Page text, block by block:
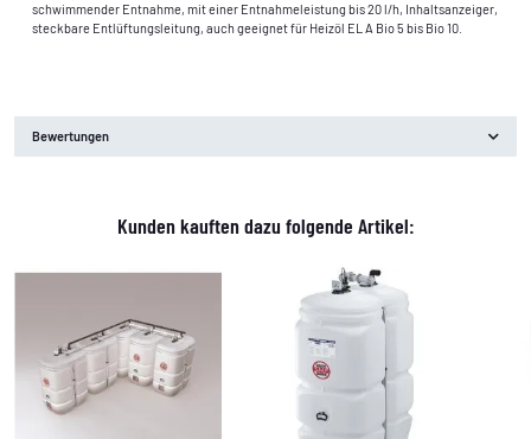
schwimmender Entnahme, mit einer Entnahmeleistung bis 20 l/h, Inhaltsanzeiger,
steckbare Entlüftungsleitung, auch geeignet für Heizöl EL A Bio 5 bis Bio 10.
Bewertungen
Kunden kauften dazu folgende Artikel: